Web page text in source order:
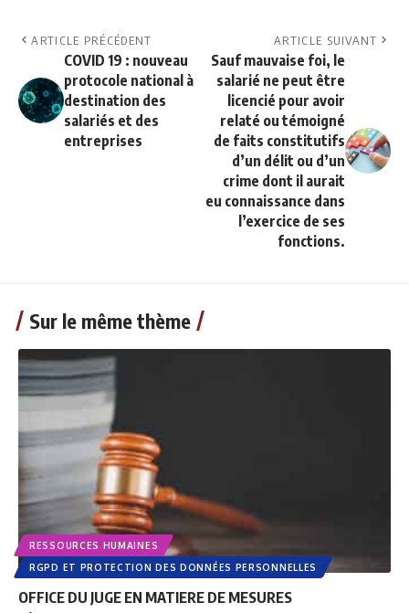
ARTICLE PRÉCÉDENT
COVID 19 : nouveau
protocole national à
destination des
salariés et des
entreprises
ARTICLE SUIVANT
Sauf mauvaise foi, le
salarié ne peut être
licencié pour avoir
relaté ou témoigné
de faits constitutifs
d’un délit ou d’un
crime dont il aurait
eu connaissance dans
l’exercice de ses
fonctions.
Sur le même thème
RESSOURCES HUMAINES
RGPD ET PROTECTION DES DONNÉES PERSONNELLES
OFFICE DU JUGE EN MATIERE DE MESURES